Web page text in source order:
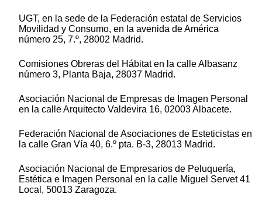
UGT, en la sede de la Federación estatal de Servicios
Movilidad y Consumo, en la avenida de América
número 25, 7.º, 28002 Madrid.
Comisiones Obreras del Hábitat en la calle Albasanz
número 3, Planta Baja, 28037 Madrid.
Asociación Nacional de Empresas de Imagen Personal
en la calle Arquitecto Valdevira 16, 02003 Albacete.
Federación Nacional de Asociaciones de Esteticistas en
la calle Gran Vía 40, 6.º pta. B-3, 28013 Madrid.
Asociación Nacional de Empresarios de Peluquería,
Estética e Imagen Personal en la calle Miguel Servet 41
Local, 50013 Zaragoza.